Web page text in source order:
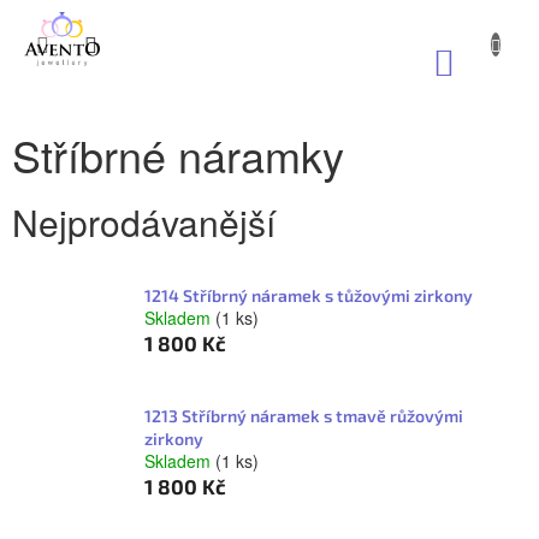
obsah
Stříbrné náramky
Nejprodávanější
1214 Stříbrný náramek s tůžovými zirkony
Skladem (1 ks)
1 800 Kč
1213 Stříbrný náramek s tmavě růžovými
zirkony
Skladem (1 ks)
1 800 Kč